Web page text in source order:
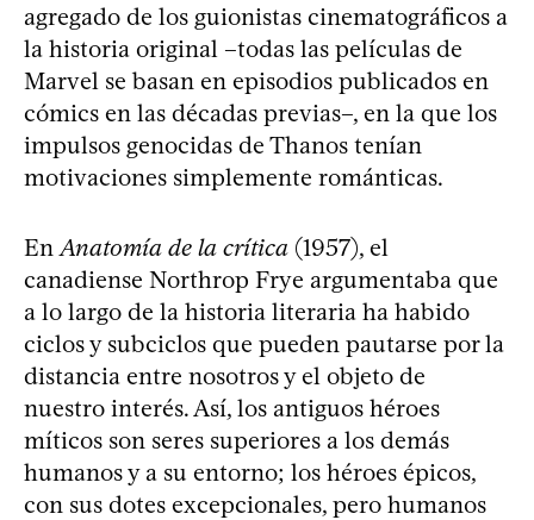
agregado de los guionistas cinematográficos a
la historia original –todas las películas de
Marvel se basan en episodios publicados en
cómics en las décadas previas–, en la que los
impulsos genocidas de Thanos tenían
motivaciones simplemente románticas.
EnAnatomía de la crítica (1957), el
canadiense Northrop Frye argumentaba que
a lo largo de la historia literaria ha habido
ciclos y subciclos que pueden pautarse por la
distancia entre nosotros y el objeto de
nuestro interés. Así, los antiguos héroes
míticos son seres superiores a los demás
humanos y a su entorno; los héroes épicos,
con sus dotes excepcionales, pero humanos